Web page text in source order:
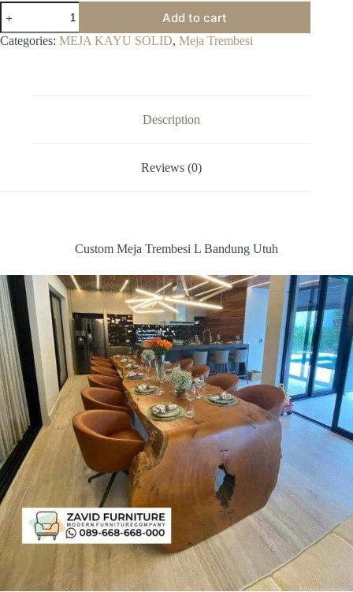
Custom
Meja
Trembesi
L
Add to cart
Categories: MEJA KAYU SOLID, Meja Trembesi
Description
Reviews (0)
Custom Meja Trembesi L Bandung Utuh